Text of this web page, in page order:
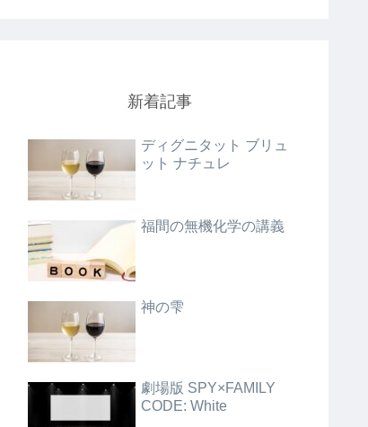
新着記事
ディグニタット ブリュ
ット ナチュレ
福間の無機化学の講義
神の雫
劇場版 SPY×FAMILY
CODE: White